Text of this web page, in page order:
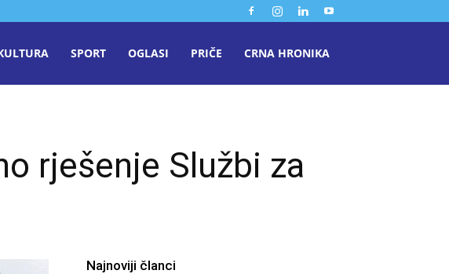
SPORT OGLASI PRIČE CRNA HRONIKA
rješenje Službi za
Najnoviji članci